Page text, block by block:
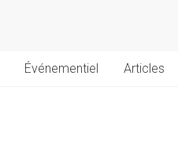
Événementiel Articles